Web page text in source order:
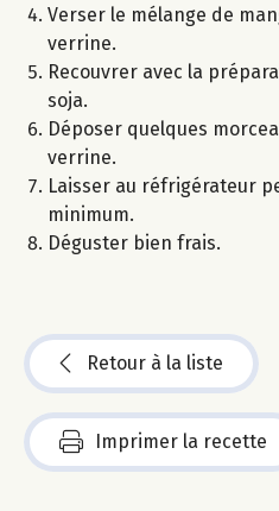
Verser le mélange de
verrine.
Recouvrer avec la
soja.
Déposer quelques
verrine.
Laisser au réfrigérateur
minimum.
Déguster bien frais.
Retour à la liste
Imprimer la recette